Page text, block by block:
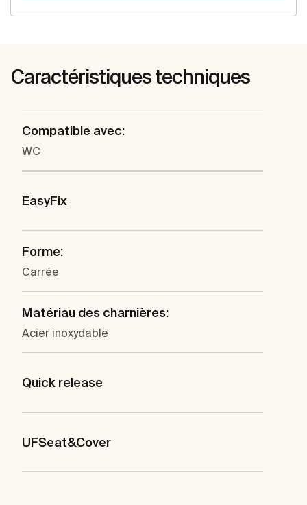
Caractéristiques techniques
Compatible avec:
WC
EasyFix
Forme:
Carrée
Matériau des charnières:
Acier inoxydable
Quick release
UFSeat&Cover